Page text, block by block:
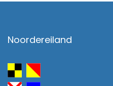
Noordereiland